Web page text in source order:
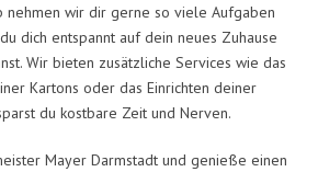
nehmen wir dir gerne so viele Aufgaben
dich entspannt auf dein neues Zuhause
Wir bieten zusätzliche Services wie das
Kartons oder das Einrichten deiner
du kostbare Zeit und Nerven.
Mayer Darmstadt und genieße einen